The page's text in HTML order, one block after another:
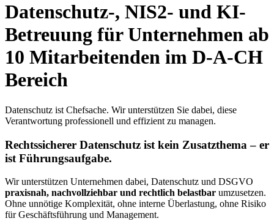
Datenschutz-, NIS2- und KI-
Betreuung für Unternehmen ab
10 Mitarbeitenden im D-A-CH
Bereich
Datenschutz ist Chefsache. Wir unterstützen Sie dabei, diese
Verantwortung professionell und effizient zu managen.
Rechtssicherer Datenschutz ist kein Zusatzthema – er
ist Führungsaufgabe.
Wir unterstützen Unternehmen dabei, Datenschutz und DSGVO
praxisnah, nachvollziehbar und rechtlich belastbar umzusetzen.
Ohne unnötige Komplexität, ohne interne Überlastung, ohne Risiko
für Geschäftsführung und Management.